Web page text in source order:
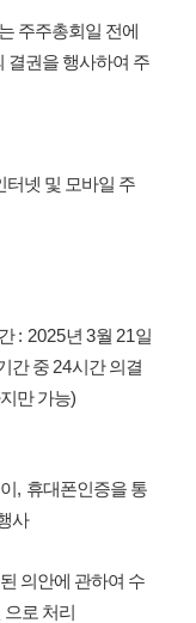
주주총회일 전에
결권을 행사하여 주
터넷 및 모바일 주
: 2025년 3월 21일
간 중 24시간 의결
만 가능)
, 휴대폰인증을 통
사
의안에 관하여 수
로 처리